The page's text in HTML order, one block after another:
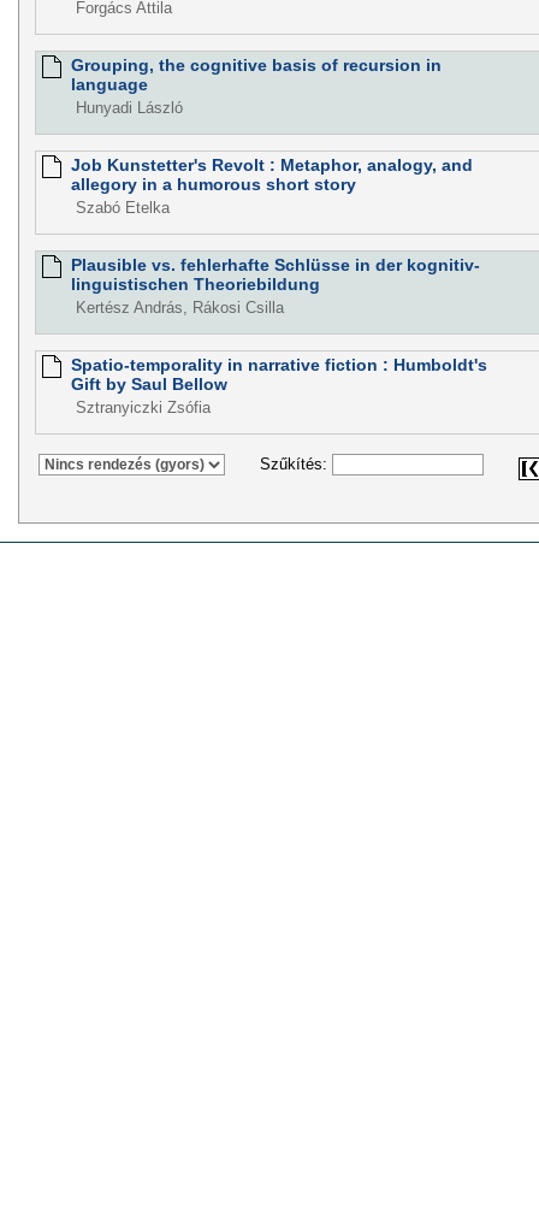
Forgács Attila
Grouping, the cognitive basis of recursion in
language
Hunyadi László
Job Kunstetter's Revolt : Metaphor, analogy, and
allegory in a humorous short story
Szabó Etelka
Plausible vs. fehlerhafte Schlüsse in der kognitiv-
linguistischen Theoriebildung
Kertész András, Rákosi Csilla
Spatio-temporality in narrative fiction : Humboldt's
Gift by Saul Bellow
Sztranyiczki Zsófia
Szűkítés: